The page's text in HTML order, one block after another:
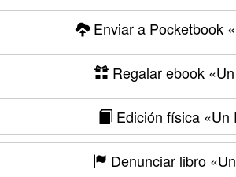
Enviar a Pocketbook
Regalar ebook«Un
Edición física «Un
Denunciar libro